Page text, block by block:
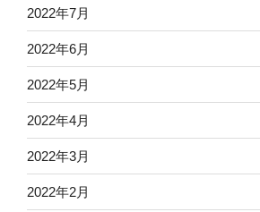
2022年7月
2022年6月
2022年5月
2022年4月
2022年3月
2022年2月